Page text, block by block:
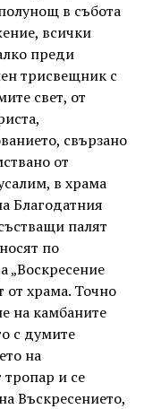
в събота
всички
преди
трисвещник с
свет, от
свързано
от
в храма
Благодатния
палят
по
„Воскресение
от храма. Точно
на камбаните
с думите
на
тропар и се
Въскресението,